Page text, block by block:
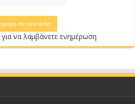
να λαμβάνετε ενημέρωση